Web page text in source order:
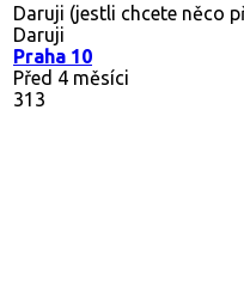
Daruji (jestli chcete něco
Daruji
Praha 10
Před 4 měsíci
313